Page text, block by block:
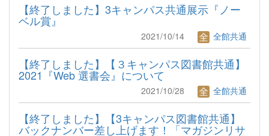
【終了しました】3キャンパス共通展示『ノー
ベル賞』
2021/10/14 全館共通
【終了しました】【３キャンパス図書館共通】
2021『Web 選書会』について
2021/10/28 全館共通
【終了しました】【3キャンパス図書館共通】
バックナンバー差し上げます！「マガジンリサ